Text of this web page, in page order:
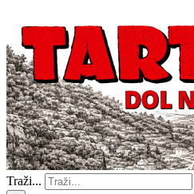
Traži...